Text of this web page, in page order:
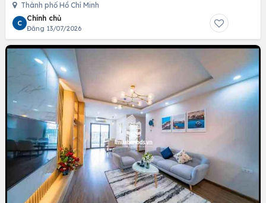
Thành phố Hồ Chí Minh
C
Chính chủ
Đăng 13/07/2026